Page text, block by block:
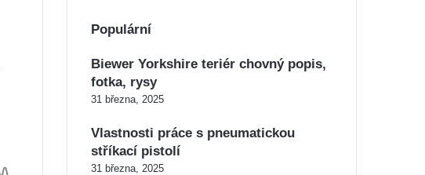
Populární
Biewer Yorkshire teriér chovný popis,
fotka, rysy
31 března, 2025
Vlastnosti práce s pneumatickou
stříkací pistolí
31 března, 2025